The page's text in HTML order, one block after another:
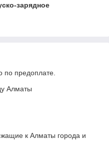
зарядное
по предоплате.
Алматы
к Алматы города и